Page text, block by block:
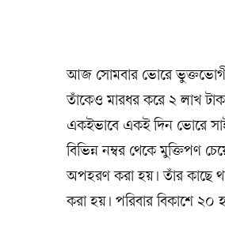
আজ সোমবার ভোরে ভুক্তভোগী
তাঁকেও মারধর করে ২ লাখ
একইভাবে একই দিন ভোরে
বিভিন্ন নম্বর থেকে মুক্তিপণ
অপহরণ করা হয়। তাঁর কাছে
করা হয়। পরিবার বিকাশে ২০